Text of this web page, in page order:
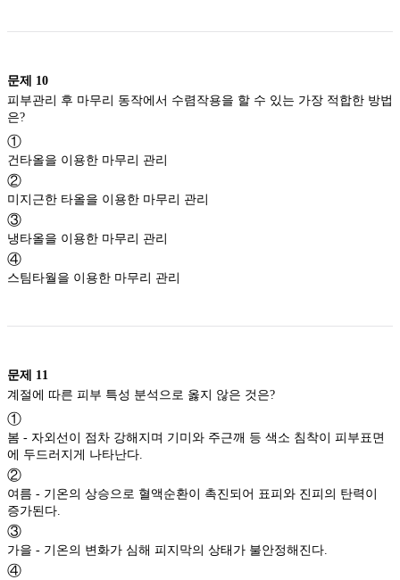
문제 10
피부관리 후 마무리 동작에서 수렴작용을 할 수 있는 가장 적합한 방법
①
건타올을 이용한 마무리 관리
②
미지근한 타올을 이용한 마무리 관리
③
냉타올을 이용한 마무리 관리
④
스팀타월을 이용한 마무리 관리
문제 11
①
봄 - 자외선이 점차 강해지며 기미와 주근깨 등 색소 침착이 피부표면
에 두드러지게 나타난다.
②
여름 - 기온의 상승으로 혈액순환이 촉진되어 표피와 진피의 탄력이
증가된다.
③
가을 - 기온의 변화가 심해 피지막의 상태가 불안정해진다.
④